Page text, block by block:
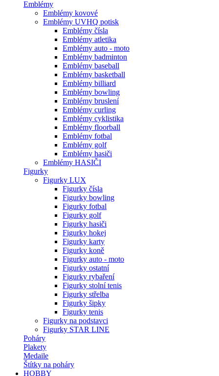
Emblémy
Emblémy kovové
Emblémy UVHQ potisk
Emblémy čísla
Emblémy atletika
Emblémy auto - moto
Emblémy badminton
Emblémy baseball
Emblémy basketball
Emblémy billiard
Emblémy bowling
Emblémy bruslení
Emblémy curling
Emblémy cyklistika
Emblémy floorball
Emblémy fotbal
Emblémy golf
Emblémy hasiči
Emblémy HASIČI
Figurky
Figurky LUX
Figurky čísla
Figurky bowling
Figurky fotbal
Figurky golf
Figurky hasiči
Figurky hokej
Figurky karty
Figurky koně
Figurky auto - moto
Figurky ostatní
Figurky rybaření
Figurky stolní tenis
Figurky střelba
Figurky šipky
Figurky tenis
Figurky na podstavci
Figurky STAR LINE
Poháry
Plakety
Medaile
Štítky na poháry
HOBBY